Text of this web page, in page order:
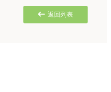
返回列表